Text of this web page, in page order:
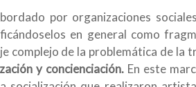
por organizaciones
en general como
complejo de la problemática de
y concienciación. En este